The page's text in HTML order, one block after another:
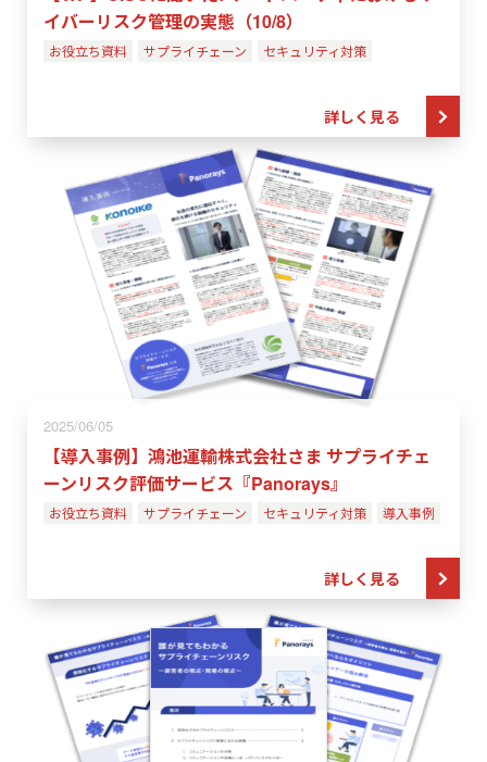
イバーリスク管理の実態（10/8）
お役立ち資料 サプライチェーン セキュリティ対策
詳しく見る
2025/06/05
【導入事例】鴻池運輸株式会社さま サプライチェ
ーンリスク評価サービス『Panorays』
お役立ち資料 サプライチェーン セキュリティ対策 導入事例
詳しく見る